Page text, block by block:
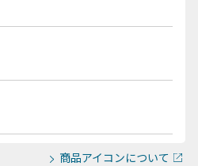
商品アイコンについて